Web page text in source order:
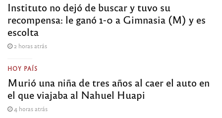
Instituto no dejó de buscar y tuvo su
recompensa: le ganó 1-0 a Gimnasia (M) y es
escolta
2 horas atrás
HOY PAÍS
Murió una niña de tres años al caer el auto en
el que viajaba al Nahuel Huapi
4 horas atrás